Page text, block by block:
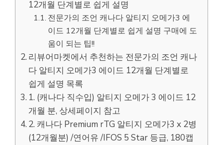
12개월 단계별로 쉽게 설명
전문가의 조언 캐나다 알티지 오메가3 에
이드 12개월 단계별로 쉽게 설명 구매에 도
움이 되는 팁!!
리뷰어마켓에서 추천하는 전문가의 조언 캐나
다 알티지 오메가3 에이드 12개월 단계별로
쉽게 설명 목록
1. (캐나다 직수입) 알티지 오메가 3 에이드 12
개월 분, 상세페이지 참고
2. 캐나다 Premium rTG 알티지 오메가3 x 2병
(12개월분) /연어유 /IFOS 5 Star 등급, 180캡